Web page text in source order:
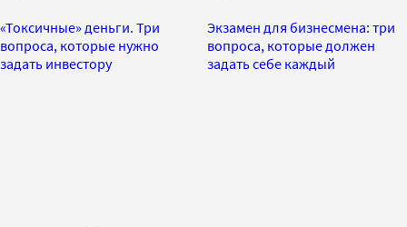
«Токсичные» деньги. Три
вопроса, которые нужно
задать инвестору
Экзамен для бизнесмена: три
вопроса, которые должен
задать себе каждый